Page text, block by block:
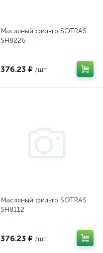
Масляный фильтр SOTRAS
SH8226
376.23 ₽ /шт
Масляный фильтр SOTRAS
SH8112
376.23 ₽ /шт